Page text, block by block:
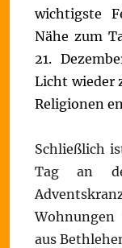
wichtigste
Nähe zum
21.
Licht wieder
Religionen
Schließlich
Tag an
aus